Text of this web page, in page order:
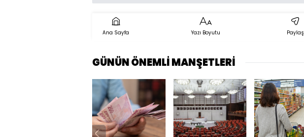
Ana Sayfa Yazı Boyutu Paylaş
GÜNÜN ÖNEMLİ MANŞETLERİ